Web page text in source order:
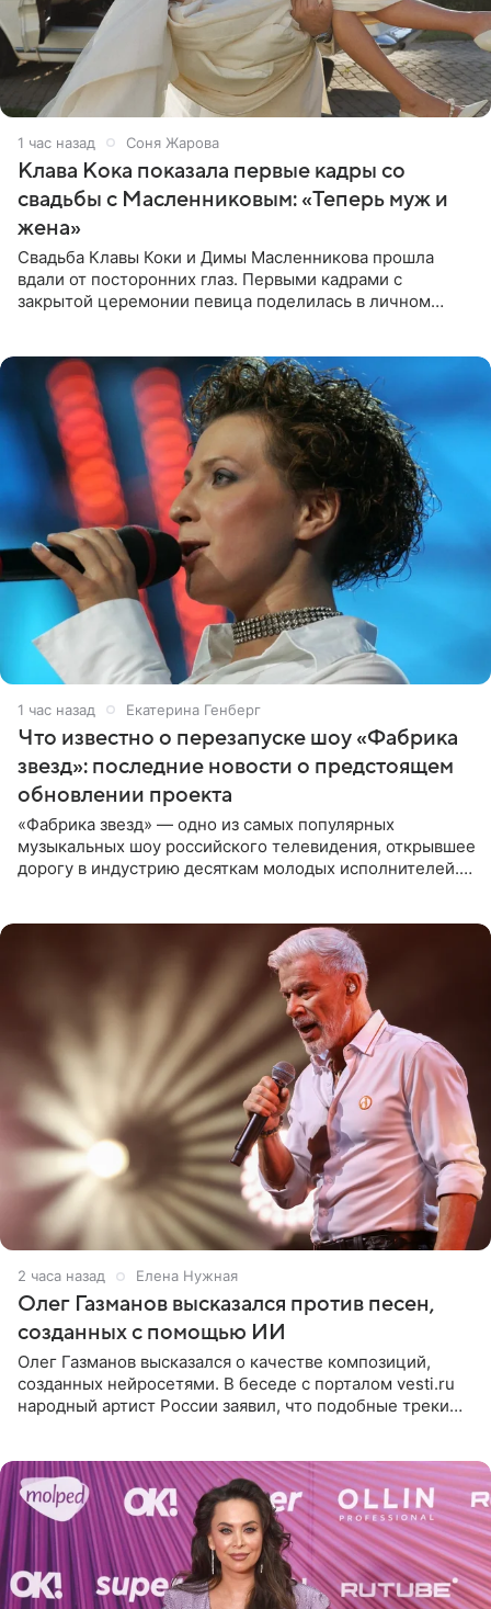
1 час назад Соня Жарова
Клава Кока показала первые кадры со
свадьбы с Масленниковым: «Теперь муж и
жена»
Свадьба Клавы Коки и Димы Масленникова прошла
вдали от посторонних глаз. Первыми кадрами с
закрытой церемонии певица поделилась в личном
1 час назад Екатерина Генберг
Что известно о перезапуске шоу «Фабрика
звезд»: последние новости о предстоящем
обновлении проекта
«Фабрика звезд» — одно из самых популярных
музыкальных шоу российского телевидения, открывшее
дорогу в индустрию десяткам молодых исполнителей.
2 часа назад Елена Нужная
Олег Газманов высказался против песен,
созданных с помощью ИИ
Олег Газманов высказался о качестве композиций,
созданных нейросетями. В беседе с порталом vesti.ru
народный артист России заявил, что подобные треки